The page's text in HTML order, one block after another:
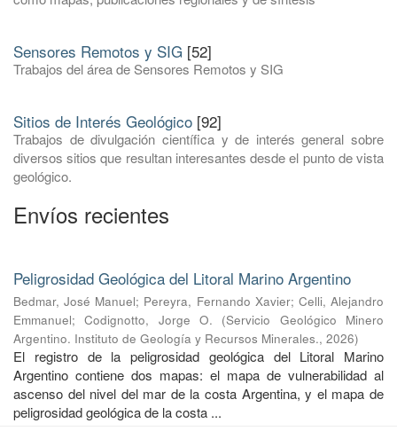
Sensores Remotos y SIG [52]
Trabajos del área de Sensores Remotos y SIG
Sitios de Interés Geológico [92]
Trabajos de divulgación científica y de interés general sobre
diversos sitios que resultan interesantes desde el punto de vista
geológico.
Envíos recientes
Peligrosidad Geológica del Litoral Marino Argentino
Bedmar, José Manuel; Pereyra, Fernando Xavier; Celli, Alejandro
Emmanuel;Codignotto, Jorge O. (Servicio Geológico Minero
Argentino. Instituto de Geología y Recursos Minerales., 2026)
El registro de la peligrosidad geológica del Litoral Marino
Argentino contiene dos mapas: el mapa de vulnerabilidad al
ascenso del nivel del mar de la costa Argentina, y el mapa de
peligrosidad geológica de la costa ...